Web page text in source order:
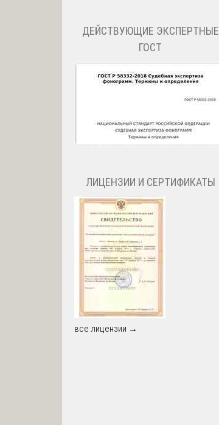
ДЕЙСТВУЮЩИЕ ЭКСПЕРТНЫЕ
ГОСТ
ЛИЦЕНЗИИ И СЕРТИФИКАТЫ
все лицензии →